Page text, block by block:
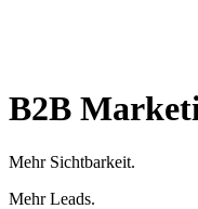
B2B
Mehr Sichtbarkeit.
Mehr Leads.